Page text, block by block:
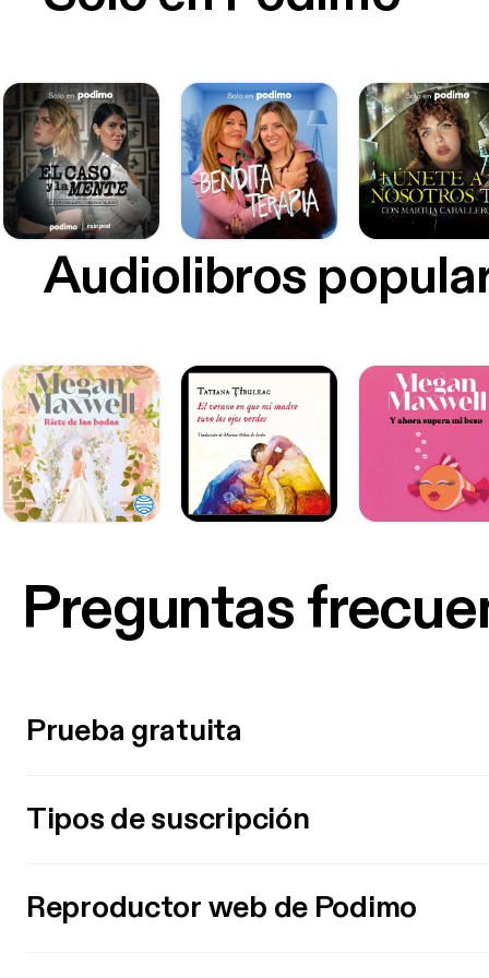
Audiolibros
Preguntas
Prueba gratuita
Tipos de suscripción
Reproductor web de Podimo